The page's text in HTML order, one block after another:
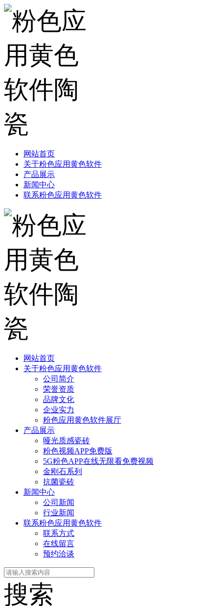
网站首页
关于粉色应用黄色软件
产品展示
新闻中心
联系粉色应用黄色软件
网站首页
关于粉色应用黄色软件
公司简介
荣誉资质
品牌文化
企业实力
粉色应用黄色软件展厅
产品展示
哑光质感瓷砖
粉色视频APP免费版
5G粉色APP在线无限看免费视频
金刚石系列
抗菌瓷砖
新闻中心
公司新闻
行业新闻
联系粉色应用黄色软件
联系方式
在线留言
预约洽谈
搜索